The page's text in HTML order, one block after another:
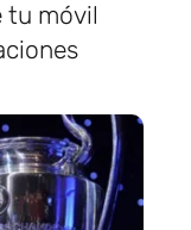
tu móvil